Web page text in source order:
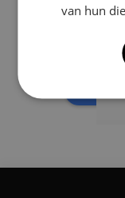
powered by
van hun